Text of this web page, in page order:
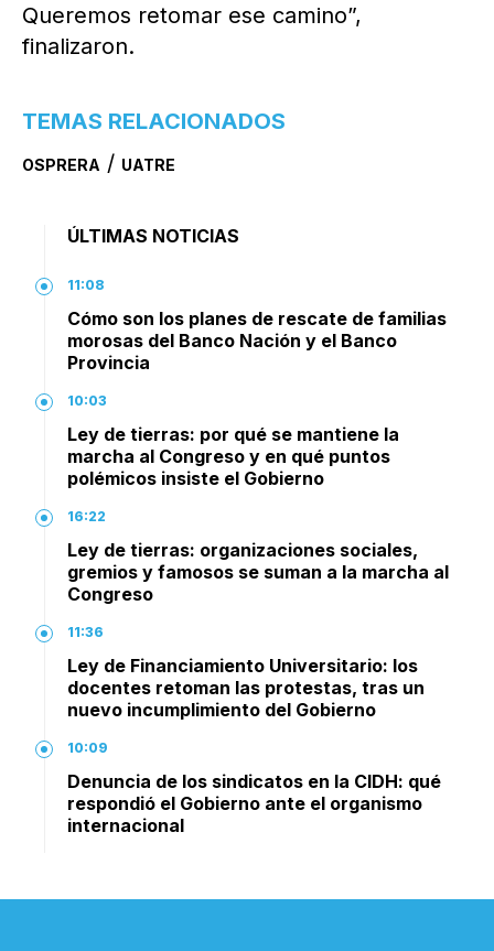
Queremos retomar ese camino”,
finalizaron.
TEMAS RELACIONADOS
OSPRERA / UATRE
ÚLTIMAS NOTICIAS
11:08
Cómo son los planes de rescate de familias
morosas del Banco Nación y el Banco
Provincia
10:03
Ley de tierras: por qué se mantiene la
marcha al Congreso y en qué puntos
polémicos insiste el Gobierno
16:22
Ley de tierras: organizaciones sociales,
gremios y famosos se suman a la marcha al
Congreso
11:36
Ley de Financiamiento Universitario: los
docentes retoman las protestas, tras un
nuevo incumplimiento del Gobierno
10:09
Denuncia de los sindicatos en la CIDH: qué
respondió el Gobierno ante el organismo
internacional